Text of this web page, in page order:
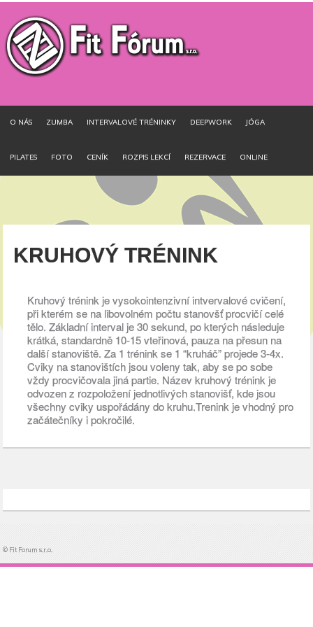
O NÁS ZUMBA INTERVALOVÉ TRÉNINKY DEEPWORK JÓGA
PILATES FOTO CENÍK ROZPIS LEKCÍ REZERVACE ONLINE
KRUHOVÝ TRÉNINK
Kruhový trénink je vysokointenzivní intvervalové cvičení,
při kterém se na libovolném počtu stanovšť procvičí celé
tělo. Základní interval je 30 sekund, po kterých následuje
krátká, standardně 10-15 vteřinová, pauza na přesun na
další stanoviště. Za 1 trénink se 1 “kruháč” projede 3-4x.
Cviky na stanovištích jsou voleny tak, aby se po sobe
vždy procvičovala jiná partie. Název kruhový trénink je
odvozen z rozpoložení jednotlivých stanovišť, kde jsou
všechny cviky uspořádány do kruhu.Trenink je vhodný pro
začátečníky i pokročilé.
© Fit Forum s.r.o.